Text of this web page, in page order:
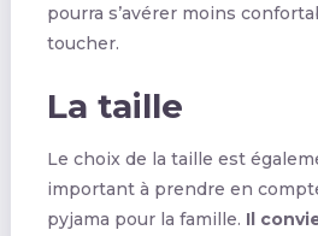
pourra s’avérer moins
toucher.
La taille
Le choix de la taille est
important à prendre en
pyjama pour la famille. Il